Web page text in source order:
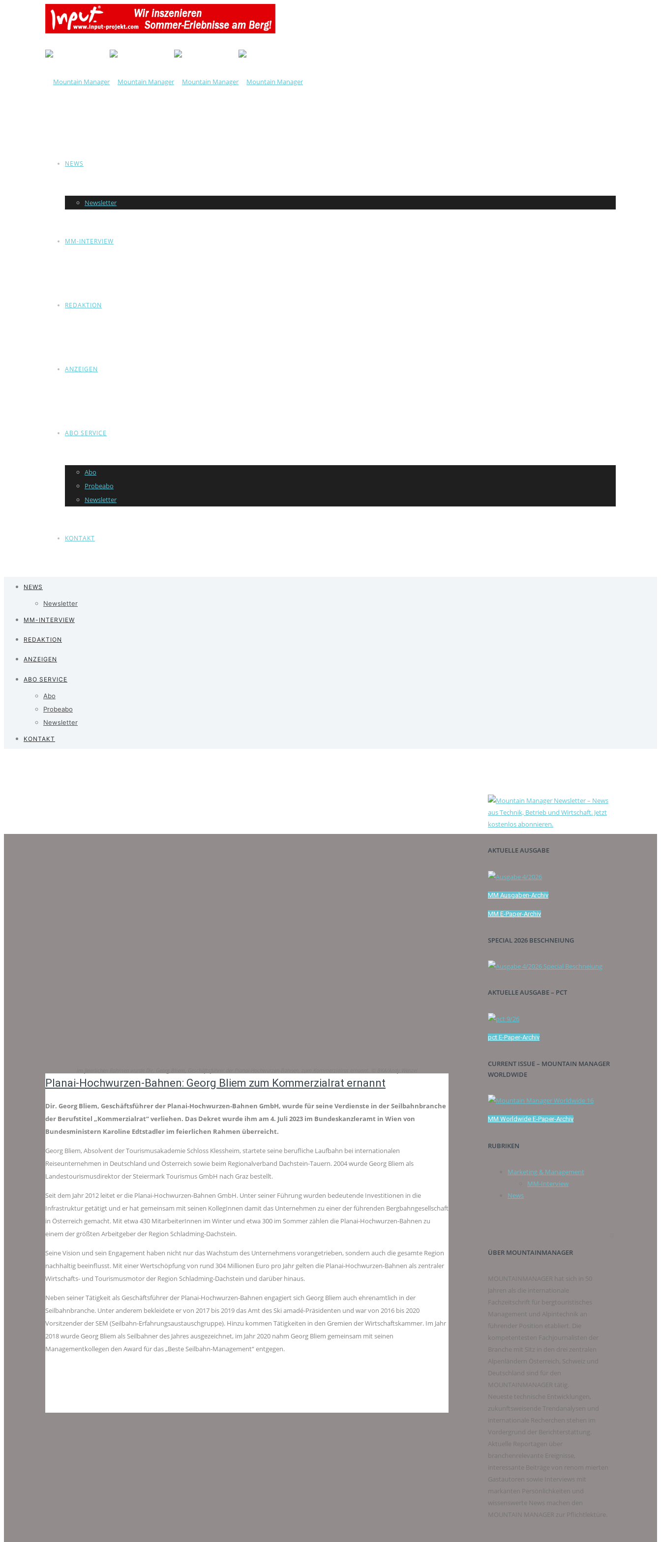
NEWS
Newsletter
MM-INTERVIEW
REDAKTION
ANZEIGEN
ABO SERVICE
Abo
Probeabo
Newsletter
KONTAKT
NEWS
Newsletter
MM-INTERVIEW
REDAKTION
ANZEIGEN
ABO SERVICE
Abo
Probeabo
Newsletter
KONTAKT
Planai-Hochwurzen-Bahnen: Georg Bliem zum Kommerzialrat ernannt
Dir. Georg Bliem, Geschäftsführer der Planai-Hochwurzen-Bahnen GmbH, wurde für seine Verdienste in der Seilbahnbranche
der Berufstitel „Kommerzialrat“ verliehen. Das Dekret wurde ihm am 4. Juli 2023 im Bundeskanzleramt in Wien von
Bundesministern Karoline Edtstadler im feierlichen Rahmen überreicht.
Georg Bliem, Absolvent der Tourismusakademie Schloss Klessheim, startete seine berufliche Laufbahn bei internationalen
Reiseunternehmen in Deutschland und Österreich sowie beim Regionalverband Dachstein-Tauern. 2004 wurde Georg Bliem als
Landestourismusdirektor der Steiermark Tourismus GmbH nach Graz bestellt.
Seit dem Jahr 2012 leitet er die Planai-Hochwurzen-Bahnen GmbH. Unter seiner Führung wurden bedeutende Investitionen in die
Infrastruktur getätigt und er hat gemeinsam mit seinen KollegInnen damit das Unternehmen zu einer der führenden Bergbahngesellschaft
in Österreich gemacht. Mit etwa 430 MitarbeiterInnen im Winter und etwa 300 im Sommer zählen die Planai-Hochwurzen-Bahnen zu
einem der größten Arbeitgeber der Region Schladming-Dachstein.
Seine Vision und sein Engagement haben nicht nur das Wachstum des Unternehmens vorangetrieben, sondern auch die gesamte Region
nachhaltig beeinflusst. Mit einer Wertschöpfung von rund 304 Millionen Euro pro Jahr gelten die Planai-Hochwurzen-Bahnen als zentraler
Wirtschafts- und Tourismusmotor der Region Schladming-Dachstein und darüber hinaus.
Neben seiner Tätigkeit als Geschäftsführer der Planai-Hochwurzen-Bahnen engagiert sich Georg Bliem auch ehrenamtlich in der
Seilbahnbranche. Unter anderem bekleidete er von 2017 bis 2019 das Amt des Ski amadé-Präsidenten und war von 2016 bis 2020
Vorsitzender der SEM (Seilbahn-Erfahrungsaustauschgruppe). Hinzu kommen Tätigkeiten in den Gremien der Wirtschaftskammer. Im Jahr
2018 wurde Georg Bliem als Seilbahner des Jahres ausgezeichnet, im Jahr 2020 nahm Georg Bliem gemeinsam mit seinen
Managementkollegen den Award für das „Beste Seilbahn-Management“ entgegen.
AKTUELLE AUSGABE
MM Ausgaben-Archiv
MM E-Paper-Archiv
SPECIAL 2026 BESCHNEIUNG
AKTUELLE AUSGABE – PCT
pct E-Paper-Archiv
CURRENT ISSUE – MOUNTAIN MANAGER
WORLDWIDE
MM Worldwide E-Paper-Archiv
RUBRIKEN
Marketing & Management
MM-Interview
News
ÜBER MOUNTAINMANAGER
MOUNTAINMANAGER hat sich in 50
Jahren als die internationale
Fachzeitschrift für bergtouristisches
Management und Alpintechnik an
führender Position etabliert. Die
kompetentesten Fachjournalisten der
Branche mit Sitz in den drei zentralen
Alpenländern Österreich, Schweiz und
Deutschland sind für den
MOUNTAINMANAGER tätig.
Neueste technische Entwicklungen,
zukunftsweisende Trendanalysen und
internationale Recherchen stehen im
Vordergrund der Berichterstattung.
Aktuelle Reportagen über
branchenrelevante Ereignisse,
interessante Beiträge von renom mierten
Gastautoren sowie Interviews mit
markanten Persönlichkeiten und
wissenswerte News machen den
MOUNTAIN MANAGER zur Pflichtlektüre.